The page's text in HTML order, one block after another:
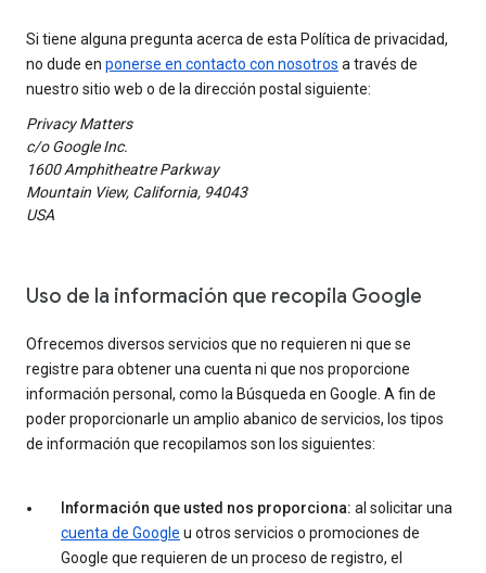
Si tiene alguna pregunta acerca de esta Política de privacidad,
no dude en ponerse en contacto con nosotros a través de
nuestro sitio web o de la dirección postal siguiente:
Privacy Matters
c/o Google Inc.
1600 Amphitheatre Parkway
Mountain View, California, 94043
USA
Uso de la información que recopila Google
Ofrecemos diversos servicios que no requieren ni que se
registre para obtener una cuenta ni que nos proporcione
información personal, como la Búsqueda en Google. A fin de
poder proporcionarle un amplio abanico de servicios, los tipos
de información que recopilamos son los siguientes:
Información que usted nos proporciona: al solicitar una
cuenta de Google u otros servicios o promociones de
Google que requieren de un proceso de registro, el